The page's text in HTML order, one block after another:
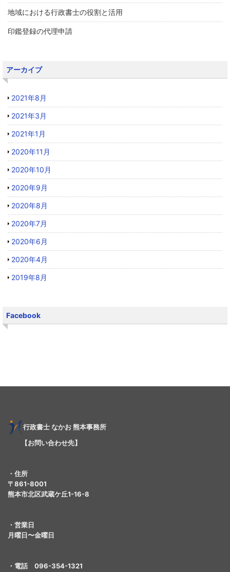
地域における行政書士の役割と活用
印鑑登録の代理申請
アーカイブ
2021年8月
2021年3月
2021年1月
2020年11月
2020年10月
2020年9月
2020年8月
2020年7月
2020年6月
2020年4月
2019年8月
Facebook
行政書士なかお 熊本事務所
【お問い合わせ先】
・住所
〒861-8001
熊本市北区武蔵ケ丘1-16-8
・営業日
月曜日〜金曜日
・電話 096-354-1321